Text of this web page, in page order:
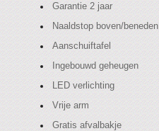
Garantie 2 jaar
Naaldstop boven/beneden
Aanschuiftafel
Ingebouwd geheugen
LED verlichting
Vrije arm
Gratis afvalbakje